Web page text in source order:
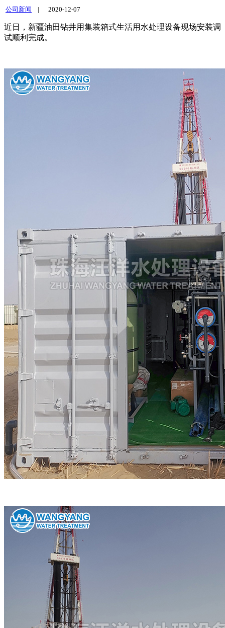
公司新闻 | 2020-12-07
近日，新疆油田钻井用集装箱式生活用水处理设备现场安装调
试顺利完成。